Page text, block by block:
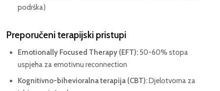
podrška)
Preporučeni terapijski pristupi
Emotionally Focused Therapy (EFT): 50-60% stopa
uspjeha za emotivnu reconnection
Kognitivno-bihevioralna terapija (CBT):Djelotvorna za